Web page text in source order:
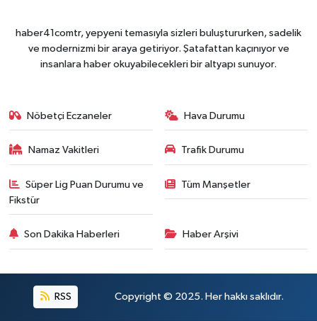
haber41comtr, yepyeni temasıyla sizleri buluştururken, sadelik
ve modernizmi bir araya getiriyor. Şatafattan kaçınıyor ve
insanlara haber okuyabilecekleri bir altyapı sunuyor.
Nöbetçi Eczaneler Hava Durumu
Namaz Vakitleri Trafik Durumu
Süper Lig Puan Durumu ve
Fikstür
Tüm Manşetler
Son Dakika Haberleri Haber Arşivi
RSS Copyright © 2025. Her hakkı saklıdır.